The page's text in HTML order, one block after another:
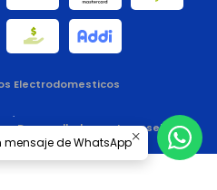
Electrodomesticos
.
Desarrollado por Jumpseller.
mensaje de WhatsApp